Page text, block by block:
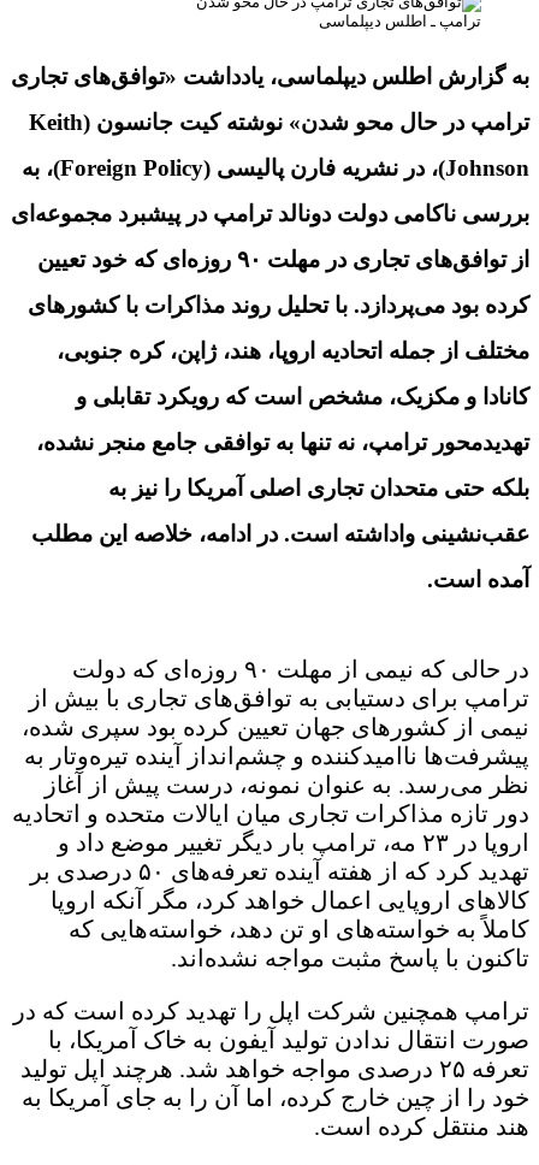
ترامپ ـ اطلس دیپلماسی
به گزارش اطلس دیپلماسی، یادداشت «توافق‌های تجاری
ترامپ در حال محو شدن‌» نوشته کیت جانسون (Keith
Johnson)، در نشریه فارن پالیسی (Foreign Policy)، به
بررسی ناکامی دولت دونالد ترامپ در پیشبرد مجموعه‌ای
از توافق‌های تجاری در مهلت ۹۰ روزه‌ای که خود تعیین
کرده بود می‌پردازد. با تحلیل روند مذاکرات با کشورهای
مختلف از جمله اتحادیه اروپا، هند، ژاپن، کره جنوبی،
کانادا و مکزیک، مشخص است که رویکرد تقابلی و
تهدیدمحور ترامپ، نه تنها به توافقی جامع منجر نشده،
بلکه حتی متحدان تجاری اصلی آمریکا را نیز به
عقب‌نشینی واداشته است. در ادامه، خلاصه این مطلب
آمده است.
در حالی که نیمی از مهلت ۹۰ روزه‌ای که دولت
ترامپ برای دستیابی به توافق‌های تجاری با بیش از
نیمی از کشورهای جهان تعیین کرده بود سپری شده،
پیشرفت‌ها ناامیدکننده و چشم‌انداز آینده تیره‌وتار به
‌نظر می‌رسد. به ‌عنوان نمونه، درست پیش از آغاز
دور تازه مذاکرات تجاری میان ایالات متحده و اتحادیه
اروپا در ۲۳ مه، ترامپ بار دیگر تغییر موضع داد و
تهدید کرد که از هفته آینده تعرفه‌های ۵۰ درصدی بر
کالاهای اروپایی اعمال خواهد کرد، مگر آنکه اروپا
کاملاً به خواسته‌های او تن دهد، خواسته‌هایی که
تاکنون با پاسخ مثبت مواجه نشده‌اند.
ترامپ همچنین شرکت اپل را تهدید کرده است که در
صورت انتقال ندادن تولید آیفون به خاک آمریکا، با
تعرفه ۲۵ درصدی مواجه خواهد شد. هرچند اپل تولید
خود را از چین خارج کرده، اما آن را به جای آمریکا به
هند منتقل کرده است.